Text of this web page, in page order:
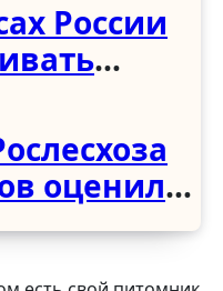
России
оценил